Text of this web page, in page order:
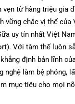
vẹn từ hàng triệu gia
vững chắc vị thế của
uy tín nhất Việt
Với tâm thế luôn
định bản lĩnh
nghệ làm bệ phóng,
mục tiêu cho mọi